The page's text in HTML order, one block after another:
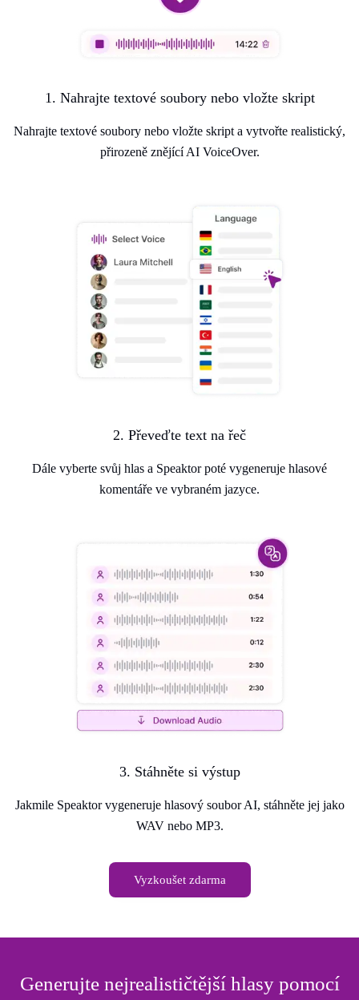
1. Nahrajte textové soubory nebo vložte skript
Nahrajte textové soubory nebo vložte skript a vytvořte realistický,
přirozeně znějící AI VoiceOver.
2. Převeďte text na řeč
Dále vyberte svůj hlas a Speaktor poté vygeneruje hlasové
komentáře ve vybraném jazyce.
3. Stáhněte si výstup
Jakmile Speaktor vygeneruje hlasový soubor AI, stáhněte jej jako
WAV nebo MP3.
Vyzkoušet zdarma
Generujte nejrealističtější hlasy pomocí